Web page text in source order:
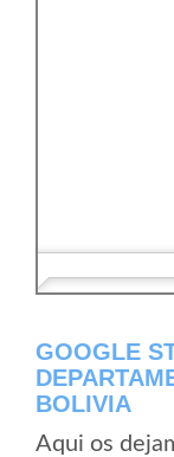
GOOGLE
BOLIVIA
Aqui os